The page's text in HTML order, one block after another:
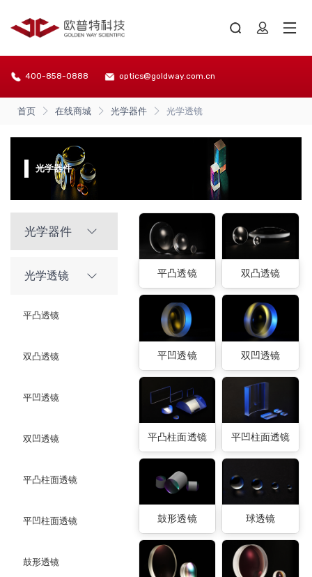
400-858-0888 optics@goldway.com.cn
首页 在线商城 光学器件 光学透镜
光学器件
光学器件
光学透镜
平凸透镜
双凸透镜
平凹透镜
双凹透镜
平凸柱面透镜
平凹柱面透镜
鼓形透镜
平凸透镜 双凸透镜
平凹透镜 双凹透镜
平凸柱面透镜 平凹柱面透镜
鼓形透镜 球透镜